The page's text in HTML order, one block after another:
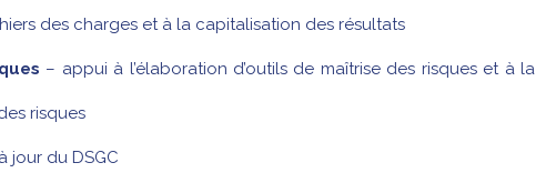
des charges et à la capitalisation des résultats
– appui à l’élaboration d’outils de maîtrise des risques et à la
risques
jour du DSGC